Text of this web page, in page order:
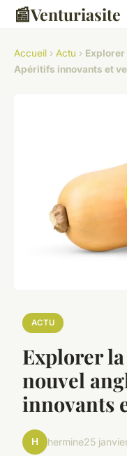
📰Venturiasite
Accueil › Actu › Explorer
Apéritifs innovants et
ACTU
Explorer
nouvel
innovants
H hermine25